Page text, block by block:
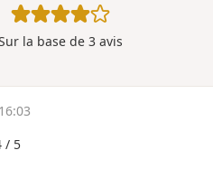
la base de 3avis
/ 5